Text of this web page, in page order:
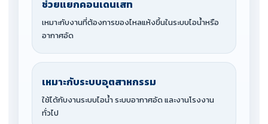
ช่วยแยกคอนเดนเสท
เหมาะกับงานที่ต้องการของไหลแห้งขึ้นในระบบไอน้ำหรือ
อากาศอัด
เหมาะกับระบบอุตสาหกรรม
ใช้ได้กับงานระบบไอน้ำ ระบบอากาศอัด และงานโรงงาน
ทั่วไป